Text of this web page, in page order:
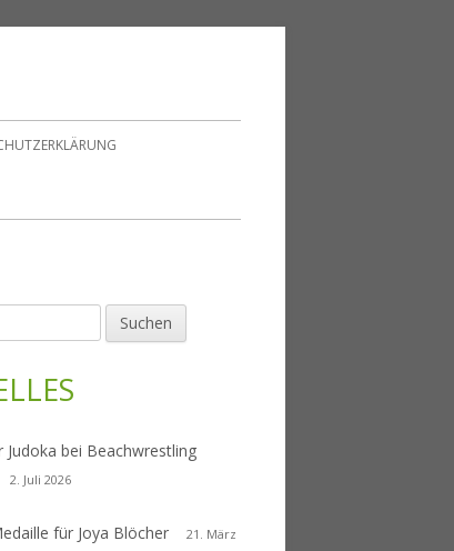
Judoka bei Beachwrestling
2. Juli 2026
für Joya Blöcher
21. März